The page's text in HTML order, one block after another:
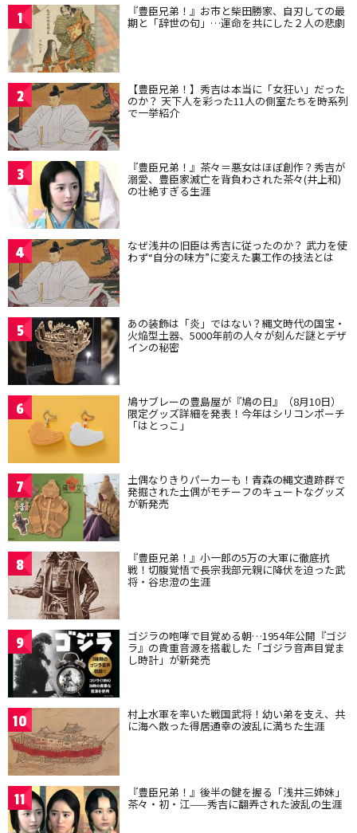
1 『豊臣兄弟！』お市と柴田勝家、自刃しての最
期と「辞世の句」…運命を共にした２人の悲劇
2 【豊臣兄弟！】秀吉は本当に「女狂い」だった
のか？ 天下人を彩った11人の側室たちを時系列
で一挙紹介
3 『豊臣兄弟！』茶々＝悪女はほぼ創作？秀吉が
溺愛、豊臣家滅亡を背負わされた茶々(井上和)
の壮絶すぎる生涯
4 なぜ浅井の旧臣は秀吉に従ったのか？ 武力を使
わず“自分の味方”に変えた裏工作の技法とは
5 あの装飾は「炎」ではない？縄文時代の国宝・
火焔型土器、5000年前の人々が刻んだ謎とデザ
インの秘密
6 鳩サブレーの豊島屋が『鳩の日』（8月10日）
限定グッズ詳細を発表！今年はシリコンポーチ
「はとっこ」
7 土偶なりきりパーカーも！青森の縄文遺跡群で
発掘された土偶がモチーフのキュートなグッズ
が新発売
8 『豊臣兄弟！』小一郎の5万の大軍に徹底抗
戦！切腹覚悟で長宗我部元親に降伏を迫った武
将・谷忠澄の生涯
9 ゴジラの咆哮で目覚める朝…1954年公開『ゴジ
ラ』の貴重音源を搭載した「ゴジラ音声目覚ま
し時計」が新発売
10 村上水軍を率いた戦国武将！幼い弟を支え、共
に海へ散った得居通幸の波乱に満ちた生涯
11 『豊臣兄弟！』後半の鍵を握る「浅井三姉妹」
茶々・初・江——秀吉に翻弄された波乱の生涯